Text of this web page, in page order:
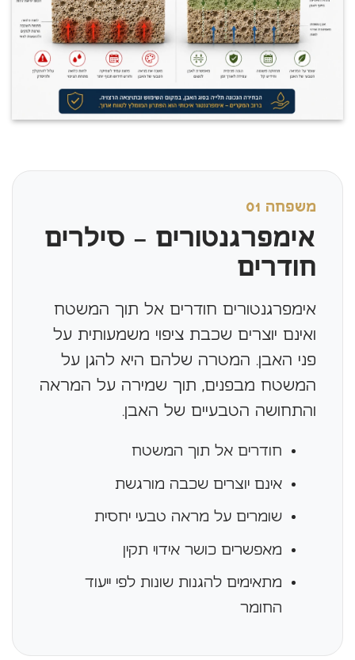
משפחה 01
אימפרגנטורים – סילרים
חודרים
אימפרגנטורים חודרים אל תוך המשטח
ואינם יוצרים שכבת ציפוי משמעותית על
פני האבן. המטרה שלהם היא להגן על
המשטח מבפנים, תוך שמירה על המראה
והתחושה הטבעיים של האבן.
חודרים אל תוך המשטח
אינם יוצרים שכבה מורגשת
שומרים על מראה טבעי יחסית
מאפשרים כושר אידוי תקין
מתאימים להגנות שונות לפי ייעוד
החומר